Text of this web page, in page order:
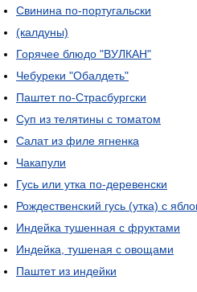
Свинина по-португальски
(калдуны)
Горячее блюдо "ВУЛКАН"
Чебуреки "Обалдеть"
Паштет по-Страсбургски
Суп из телятины с томатом
Салат из филе ягненка
Чакапули
Гусь или утка по-деревенски
Рождественский гусь (утка) с
Индейка тушенная с фруктами
Индейка, тушеная с овощами
Паштет из индейки